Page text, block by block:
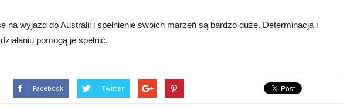
na wyjazd do Australii i spełnienie swoich marzeń są bardzo duże. Determinacja i
pomogą je spełnić.
Facebook Twitter